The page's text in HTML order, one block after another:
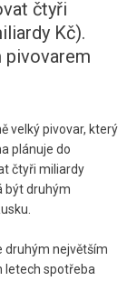
čtyři
Kč).
pivovarem
velký pivovar, který
plánuje do
čtyři miliardy
být druhým
druhým největším
letech spotřeba